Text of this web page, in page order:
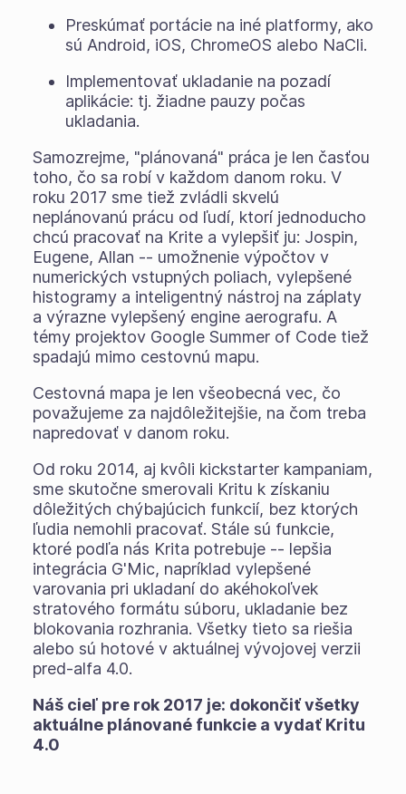
Preskúmať portácie na iné platformy, ako
sú Android, iOS, ChromeOS alebo NaCli.
Implementovať ukladanie na pozadí
aplikácie: tj. žiadne pauzy počas
ukladania.
Samozrejme, "plánovaná" práca je len časťou
toho, čo sa robí v každom danom roku. V
roku 2017 sme tiež zvládli skvelú
neplánovanú prácu od ľudí, ktorí jednoducho
chcú pracovať na Krite a vylepšiť ju: Jospin,
Eugene, Allan -- umožnenie výpočtov v
numerických vstupných poliach, vylepšené
histogramy a inteligentný nástroj na záplaty
a výrazne vylepšený engine aerografu. A
témy projektov Google Summer of Code tiež
spadajú mimo cestovnú mapu.
Cestovná mapa je len všeobecná vec, čo
považujeme za najdôležitejšie, na čom treba
napredovať v danom roku.
Od roku 2014, aj kvôli kickstarter kampaniam,
sme skutočne smerovali Kritu k získaniu
dôležitých chýbajúcich funkcií, bez ktorých
ľudia nemohli pracovať. Stále sú funkcie,
ktoré podľa nás Krita potrebuje -- lepšia
integrácia G'Mic, napríklad vylepšené
varovania pri ukladaní do akéhokoľvek
stratového formátu súboru, ukladanie bez
blokovania rozhrania. Všetky tieto sa riešia
alebo sú hotové v aktuálnej vývojovej verzii
pred-alfa 4.0.
Náš cieľ pre rok 2017 je: dokončiť všetky
aktuálne plánované funkcie a vydať Kritu
4.0